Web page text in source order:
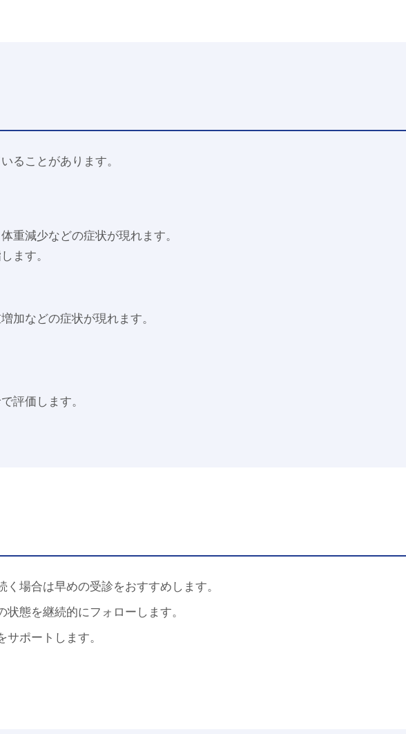
ることがあります。
重減少などの症状が現れます。
ます。
加などの症状が現れます。
評価します。
場合は早めの受診をおすすめします。
態を継続的にフォローします。
ポートします。